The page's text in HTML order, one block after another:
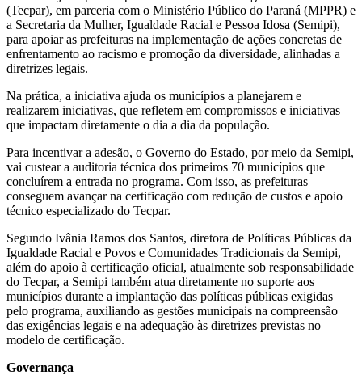
(Tecpar), em parceria com o Ministério Público do Paraná (MPPR) e
a Secretaria da Mulher, Igualdade Racial e Pessoa Idosa (Semipi),
para apoiar as prefeituras na implementação de ações concretas de
enfrentamento ao racismo e promoção da diversidade, alinhadas a
diretrizes legais.
Na prática, a iniciativa ajuda os municípios a planejarem e
realizarem iniciativas, que refletem em compromissos e iniciativas
que impactam diretamente o dia a dia da população.
Para incentivar a adesão, o Governo do Estado, por meio da Semipi,
vai custear a auditoria técnica dos primeiros 70 municípios que
concluírem a entrada no programa. Com isso, as prefeituras
conseguem avançar na certificação com redução de custos e apoio
técnico especializado do Tecpar.
Segundo Ivânia Ramos dos Santos, diretora de Políticas Públicas da
Igualdade Racial e Povos e Comunidades Tradicionais da Semipi,
além do apoio à certificação oficial, atualmente sob responsabilidade
do Tecpar, a Semipi também atua diretamente no suporte aos
municípios durante a implantação das políticas públicas exigidas
pelo programa, auxiliando as gestões municipais na compreensão
das exigências legais e na adequação às diretrizes previstas no
modelo de certificação.
Governança